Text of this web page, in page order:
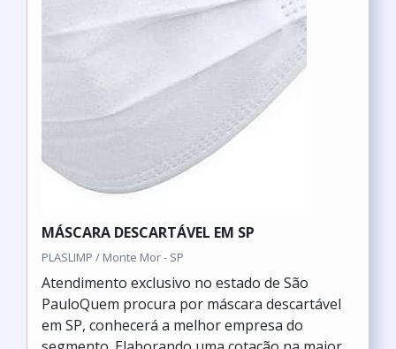
MÁSCARA DESCARTÁVEL EM SP
PLASLIMP / Monte Mor - SP
Atendimento exclusivo no estado de São
PauloQuem procura por máscara descartável
em SP, conhecerá a melhor empresa do